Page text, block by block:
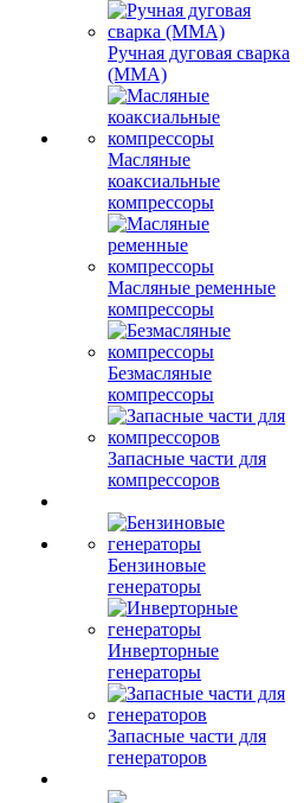
Ручная дуговая сварка
(MMA)
Масляные
коаксиальные
компрессоры
Масляные ременные
компрессоры
Безмасляные
компрессоры
Запасные части для
компрессоров
Бензиновые
генераторы
Инверторные
генераторы
Запасные части для
генераторов